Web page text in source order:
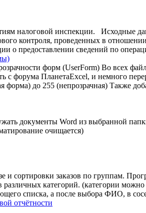
налоговой инспекции. Исходные
контроля, проведенных в
о предоставлении сведений по
форм (UserForm) Во всех
с форума ПланетаExcel, и немного
форма) до 255 (непрозрачная) Также
документы Word из выбранной
очищается)
и сортировки заказов по группам.
категорий. (категории
списка, а после выбора ФИО, в
отчётности